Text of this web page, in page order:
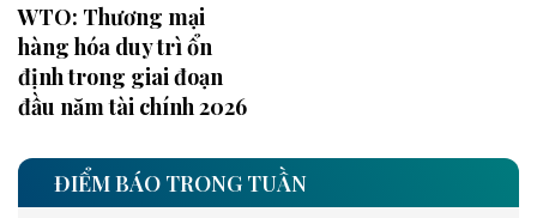
WTO: Thương mại
hàng hóa duy trì ổn
định trong giai đoạn
đầu năm tài chính 2026
ĐIỂM BÁO TRONG TUẦN